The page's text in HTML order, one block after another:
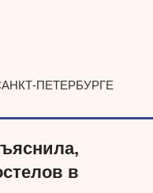
ПЕТЕРБУРГЕ
в